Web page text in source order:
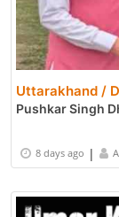
Uttarakhand /
Pushkar Singh
8 days ago |